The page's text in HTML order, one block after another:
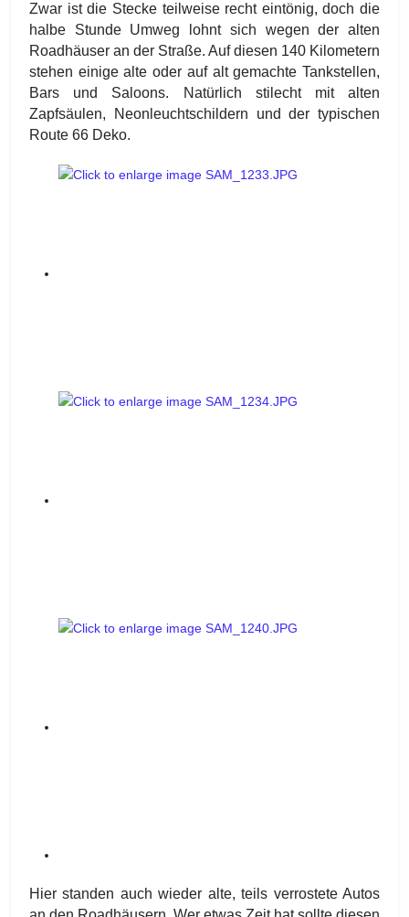
Zwar ist die Stecke teilweise recht eintönig, doch die
halbe Stunde Umweg lohnt sich wegen der alten
Roadhäuser an der Straße. Auf diesen 140 Kilometern
stehen einige alte oder auf alt gemachte Tankstellen,
Bars und Saloons. Natürlich stilecht mit alten
Zapfsäulen, Neonleuchtschildern und der typischen
Route 66 Deko.
Hier standen auch wieder alte, teils verrostete Autos